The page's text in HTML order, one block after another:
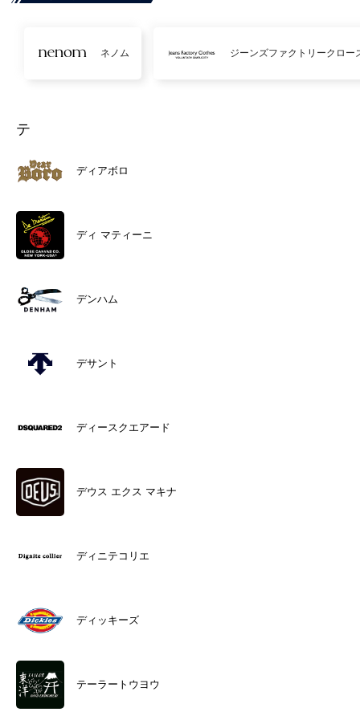
ネノム ジーンズファクトリークロー
テ
ディアボロ
ディ マティーニ
デンハム
デサント
ディースクエアード
デウス エクス マキナ
ディニテコリエ
ディッキーズ
テーラートウヨウ